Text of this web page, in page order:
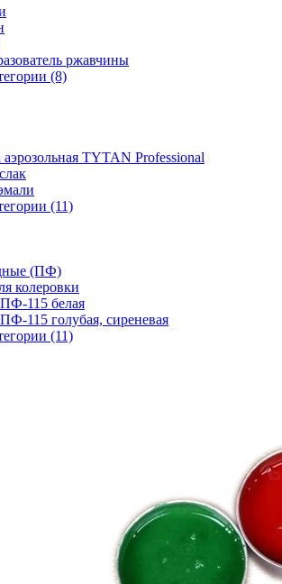
ржавчины
(8)
аэрозольная TYTAN Professional
(11)
(ПФ)
колеровки
115 белая
115 голубая, сиреневая
(11)